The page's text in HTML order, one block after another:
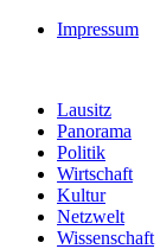
Impressum
Lausitz
Panorama
Politik
Wirtschaft
Kultur
Netzwelt
Wissenschaft